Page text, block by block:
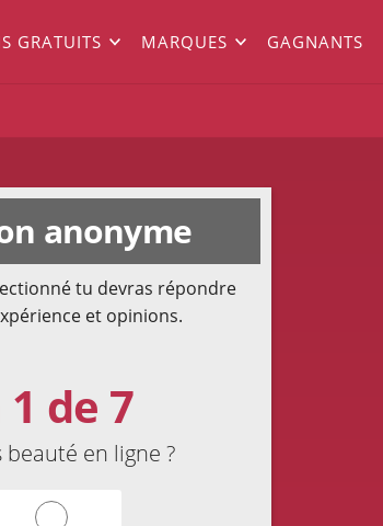
GRATUITS MARQUES GAGNANTS
anonyme
tu devras répondre
et opinions.
de 7
en ligne ?